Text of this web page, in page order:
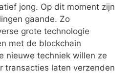
jong. Op dit moment zijn
gaande. Zo
grote technologie
met de blockchain
nieuwe techniek willen ze
transacties laten verzenden